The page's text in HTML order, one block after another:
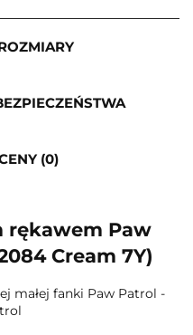
(0)
rękawem Paw
Cream 7Y)
małej fanki Paw Patrol -